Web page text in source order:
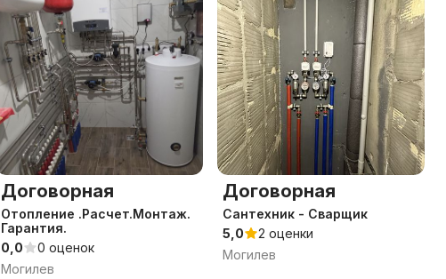
Договорная
Отопление .Расчет.Монтаж.
Гарантия.
0,0
0 оценок
Могилев
Договорная
Сантехник - Сварщик
5,0
2 оценки
Могилев